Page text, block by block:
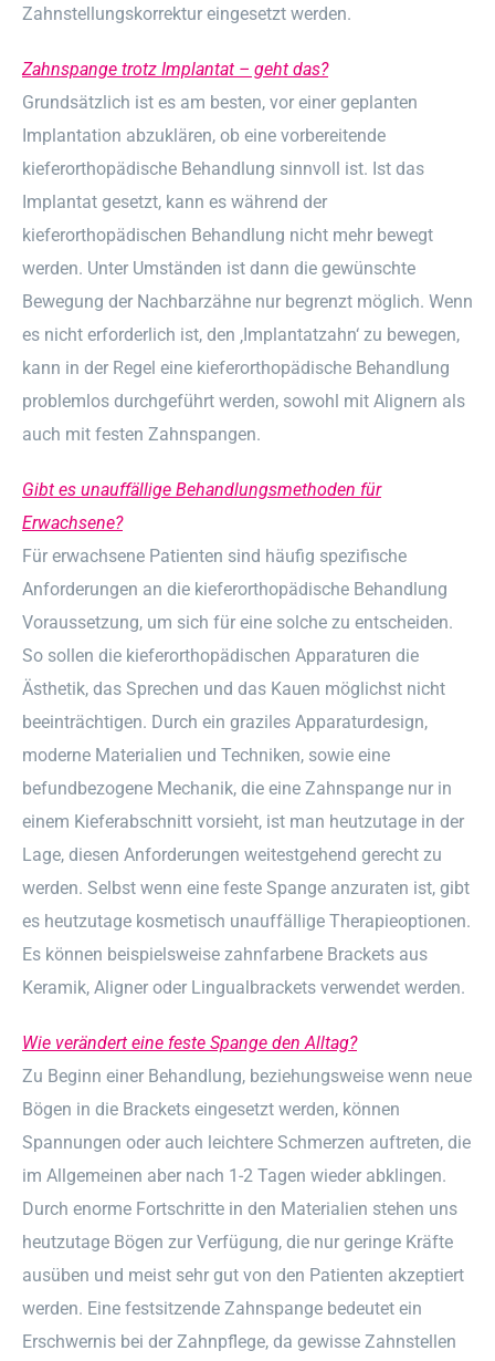
Zahnstellungskorrektur eingesetzt werden.
Zahnspange trotz Implantat – geht das?
Grundsätzlich ist es am besten, vor einer geplanten
Implantation abzuklären, ob eine vorbereitende
kieferorthopädische Behandlung sinnvoll ist. Ist das
Implantat gesetzt, kann es während der
kieferorthopädischen Behandlung nicht mehr bewegt
werden. Unter Umständen ist dann die gewünschte
Bewegung der Nachbarzähne nur begrenzt möglich. Wenn
es nicht erforderlich ist, den ‚Implantatzahn‘ zu bewegen,
kann in der Regel eine kieferorthopädische Behandlung
problemlos durchgeführt werden, sowohl mit Alignern als
auch mit festen Zahnspangen.
Gibt es unauffällige Behandlungsmethoden für
Erwachsene?
Für erwachsene Patienten sind häufig spezifische
Anforderungen an die kieferorthopädische Behandlung
Voraussetzung, um sich für eine solche zu entscheiden.
So sollen die kieferorthopädischen Apparaturen die
Ästhetik, das Sprechen und das Kauen möglichst nicht
beeinträchtigen. Durch ein graziles Apparaturdesign,
moderne Materialien und Techniken, sowie eine
befundbezogene Mechanik, die eine Zahnspange nur in
einem Kieferabschnitt vorsieht, ist man heutzutage in der
Lage, diesen Anforderungen weitestgehend gerecht zu
werden. Selbst wenn eine feste Spange anzuraten ist, gibt
es heutzutage kosmetisch unauffällige Therapieoptionen.
Es können beispielsweise zahnfarbene Brackets aus
Keramik, Aligner oder Lingualbrackets verwendet werden.
Wie verändert eine feste Spange den Alltag?
Zu Beginn einer Behandlung, beziehungsweise wenn neue
Bögen in die Brackets eingesetzt werden, können
Spannungen oder auch leichtere Schmerzen auftreten, die
im Allgemeinen aber nach 1-2 Tagen wieder abklingen.
Durch enorme Fortschritte in den Materialien stehen uns
heutzutage Bögen zur Verfügung, die nur geringe Kräfte
ausüben und meist sehr gut von den Patienten akzeptiert
werden. Eine festsitzende Zahnspange bedeutet ein
Erschwernis bei der Zahnpflege, da gewisse Zahnstellen